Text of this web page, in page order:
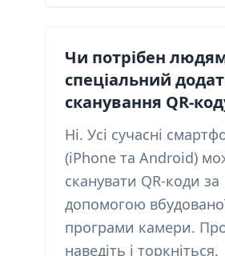
Чи потрібен
спеціальний
сканування QR-
Ні. Усі сучасні
(iPhone та Android)
сканувати QR-коди за
допомогою
програми камери.
наведіть і торкніться.